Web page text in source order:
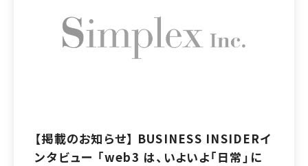
【掲載のお知らせ】 BUSINESS INSIDERイ
ンタビュー 「web3 は、いよいよ「日常」に